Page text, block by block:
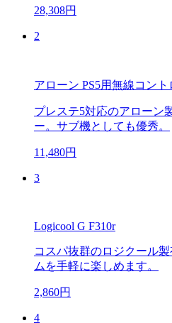
28,308円
2
アローン PS5用無線コント
プレステ5対応のアローン
ー。サブ機としても優秀。
11,480円
3
Logicool G F310r
コスパ抜群のロジクール
ムを手軽に楽しめます。
2,860円
4